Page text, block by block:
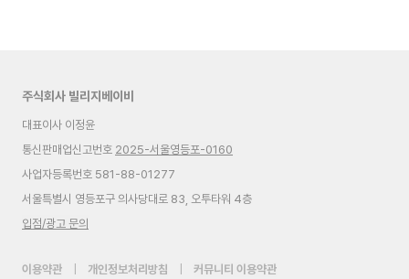
주식회사 빌리지베이비
대표이사 이정윤
통신판매업신고번호 2025-서울영등포-0160
사업자등록번호 581-88-01277
서울특별시 영등포구 의사당대로 83, 오투타워 4층
입점/광고 문의
이용약관 개인정보처리방침 커뮤니티 이용약관